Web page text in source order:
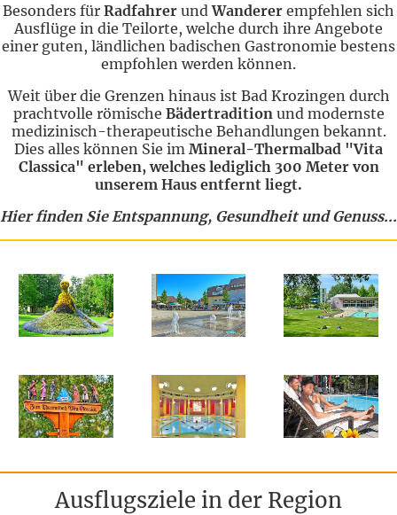
Besonders für Radfahrer undWanderer empfehlen sich
Ausflüge in die Teilorte, welche durch ihre Angebote
einer guten, ländlichen badischen Gastronomie bestens
empfohlen werden können.
Weit über die Grenzen hinaus ist Bad Krozingen durch
prachtvolle römische Bädertraditionund modernste
medizinisch-therapeutische Behandlungen bekannt.
Dies alles können Sie im Mineral-Thermalbad "Vita
Classica" erleben, welches lediglich 300 Meter von
unserem Haus entfernt liegt.
Hier finden Sie Entspannung, Gesundheit und Genuss...
Ausflugsziele in der Region